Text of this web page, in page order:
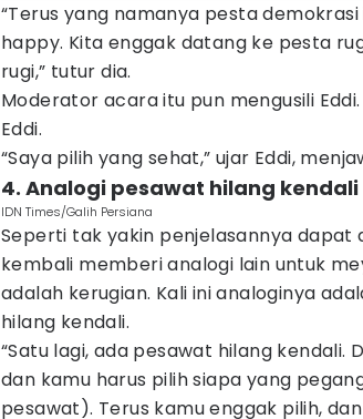
“Terus yang namanya pesta
happy. Kita enggak datang ke pesta
rugi,” tutur dia.
Moderator acara itu pun mengusili
Eddi.
“Saya pilih yang sehat,” ujar Eddi,
4. Analogi pesawat hilang kendali
IDN Times/Galih Persiana
Seperti tak yakin penjelasannya dapat
kembali memberi analogi lain untuk
adalah kerugian. Kali ini analoginya
hilang kendali.
“Satu lagi, ada pesawat hilang kendali.
dan kamu harus pilih siapa yang
pesawat). Terus kamu enggak pilih,